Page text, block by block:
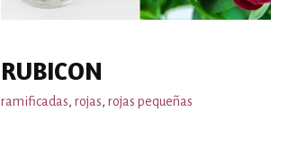
RUBICON
ramificadas, rojas, rojas pequeñas